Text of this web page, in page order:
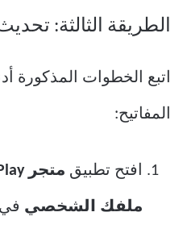
الطريقة الثالثة:
اتبع الخطوات المذكورة
المفاتيح:
افتح تطبيق متجر Google Play
ملفك الشخصي في